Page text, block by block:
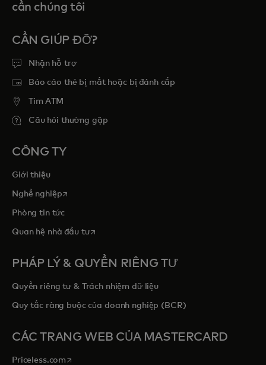
cần chúng tôi
CẦN GIÚP ĐỠ?
Nhận hỗ trợ
Báo cáo thẻ bị mất hoặc bị đánh cắp
Tim ATM
Câu hỏi thường gặp
CÔNG TY
Giới thiệu
Nghề nghiệpopens in a new tab
Phòng tin tức
Quan hệ nhà đầu tưopens in a new tab
PHÁP LÝ & QUYỀN RIÊNG TƯ
Quyền riêng tư & Trách nhiệm dữ liệu
Quy tắc ràng buộc của doanh nghiệp (BCR)
CÁC TRANG WEB CỦA MASTERCARD
Priceless.com opens in a new tab